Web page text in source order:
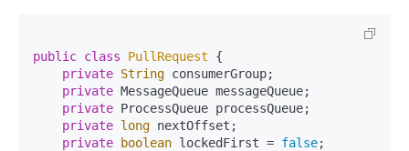
public class PullRequest {
private String consumerGroup;
private MessageQueue messageQueue;
private ProcessQueue processQueue;
private long nextOffset;
private
boolean lockedFirst = false;